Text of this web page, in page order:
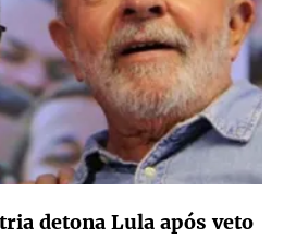
detona Lula após veto